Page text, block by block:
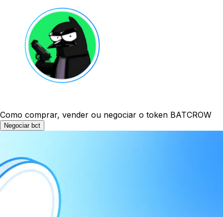
Como comprar, vender ou negociar o token BATCROW
Negociar bct